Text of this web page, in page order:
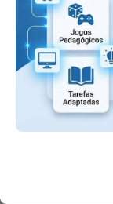
→Atividades
Textos
→Cartão de
Frases de
Música